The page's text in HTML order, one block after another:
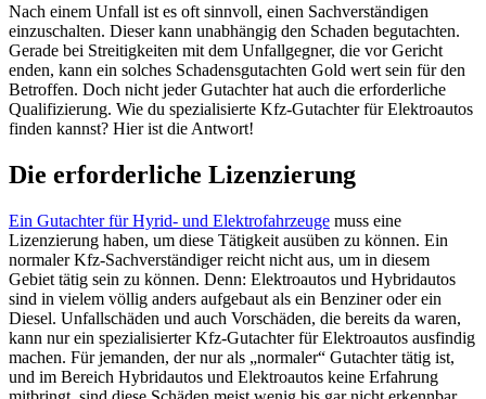
Nach einem Unfall ist es oft sinnvoll, einen Sachverständigen
einzuschalten. Dieser kann unabhängig den Schaden begutachten.
Gerade bei Streitigkeiten mit dem Unfallgegner, die vor Gericht
enden, kann ein solches Schadensgutachten Gold wert sein für den
Betroffen. Doch nicht jeder Gutachter hat auch die erforderliche
Qualifizierung. Wie du spezialisierte Kfz-Gutachter für Elektroautos
finden kannst? Hier ist die Antwort!
Die erforderliche Lizenzierung
Ein Gutachter für Hyrid- und Elektrofahrzeuge muss eine
Lizenzierung haben, um diese Tätigkeit ausüben zu können. Ein
normaler Kfz-Sachverständiger reicht nicht aus, um in diesem
Gebiet tätig sein zu können. Denn: Elektroautos und Hybridautos
sind in vielem völlig anders aufgebaut als ein Benziner oder ein
Diesel. Unfallschäden und auch Vorschäden, die bereits da waren,
kann nur ein spezialisierter Kfz-Gutachter für Elektroautos ausfindig
machen. Für jemanden, der nur als „normaler“ Gutachter tätig ist,
und im Bereich Hybridautos und Elektroautos keine Erfahrung